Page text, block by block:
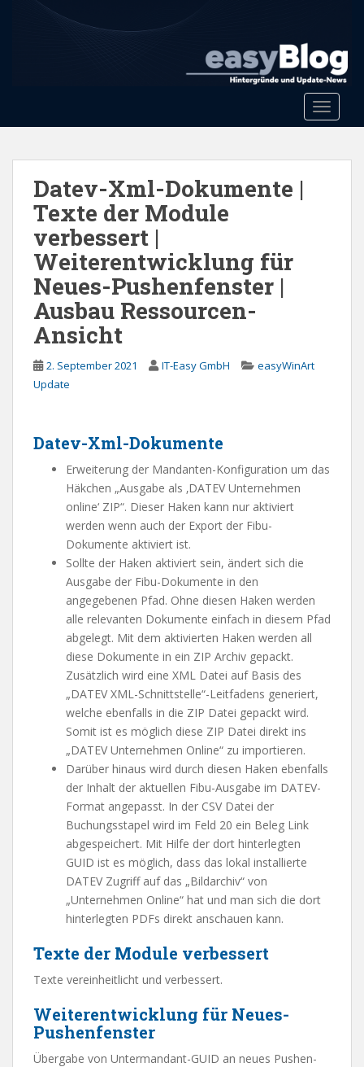
Toggle
Datev-Xml-Dokumente |
Texte der Module
verbessert |
Weiterentwicklung für
Neues-Pushenfenster |
Ausbau Ressourcen-
Ansicht
2. September 2021 IT-Easy GmbH
easyWinArt
Update
Datev-Xml-Dokumente
Erweiterung der Mandanten-Konfiguration um das
Häkchen „Ausgabe als ‚DATEV Unternehmen
online‘ ZIP“. Dieser Haken kann nur aktiviert
werden wenn auch der Export der Fibu-
Dokumente aktiviert ist.
Sollte der Haken aktiviert sein, ändert sich die
Ausgabe der Fibu-Dokumente in den
angegebenen Pfad. Ohne diesen Haken werden
alle relevanten Dokumente einfach in diesem Pfad
abgelegt. Mit dem aktivierten Haken werden all
diese Dokumente in ein ZIP Archiv gepackt.
Zusätzlich wird eine XML Datei auf Basis des
„DATEV XML-Schnittstelle“-Leitfadens generiert,
welche ebenfalls in die ZIP Datei gepackt wird.
Somit ist es möglich diese ZIP Datei direkt ins
„DATEV Unternehmen Online“ zu importieren.
Darüber hinaus wird durch diesen Haken ebenfalls
der Inhalt der aktuellen Fibu-Ausgabe im DATEV-
Format angepasst. In der CSV Datei der
Buchungsstapel wird im Feld 20 ein Beleg Link
abgespeichert. Mit Hilfe der dort hinterlegten
GUID ist es möglich, dass das lokal installierte
DATEV Zugriff auf das „Bildarchiv“ von
„Unternehmen Online“ hat und man sich die dort
hinterlegten PDFs direkt anschauen kann.
Texte der Module verbessert
Texte vereinheitlicht und verbessert.
Weiterentwicklung für Neues-
Pushenfenster
Übergabe von Untermandant-GUID an neues Pushen-